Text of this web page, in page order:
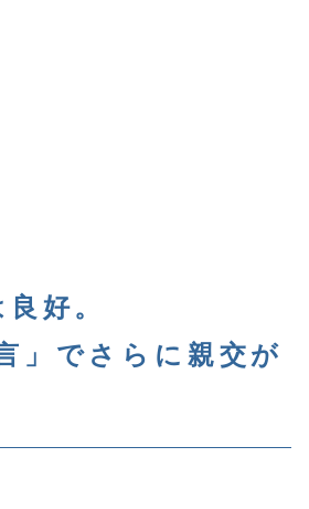
好。
」でさらに親交が